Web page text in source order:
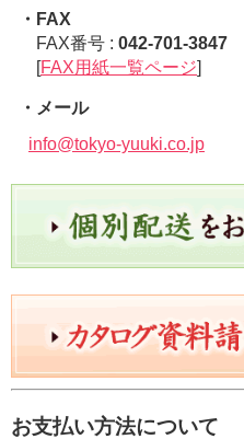
・FAX
FAX番号 : 042-701-3847
[FAX用紙一覧ページ]
・メール
info@tokyo-yuuki.co.jp
お支払い方法について